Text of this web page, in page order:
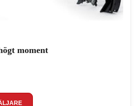
moment